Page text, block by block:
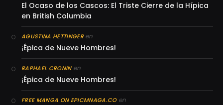
El Ocaso de los Cascos: El Triste Cierre de la Hípica
en British Columbia
AGUSTINA HETTINGERen
¡Épica de Nueve Hombres!
RAPHAEL CRONINen
¡Épica de Nueve Hombres!
FREE MANGA ON EPICMNAGA.COen